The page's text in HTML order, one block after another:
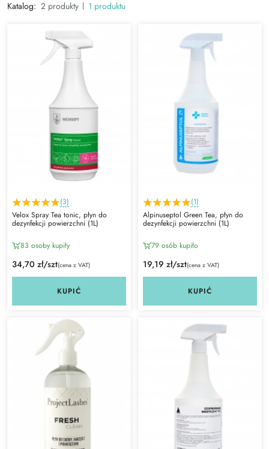
Katalog: 2 produkty 1 produktu
(3)
Velox Spray Tea tonic, płyn do
dezynfekcji powierzchni (1L)
83 osoby kupiły
34,70 zł/szt(cena z VAT)
KUPIĆ
(1)
Alpinuseptol Green Tea, płyn do
dezynfekcji powierzchni (1L)
79 osób kupiło
19,19 zł/szt(cena z VAT)
KUPIĆ